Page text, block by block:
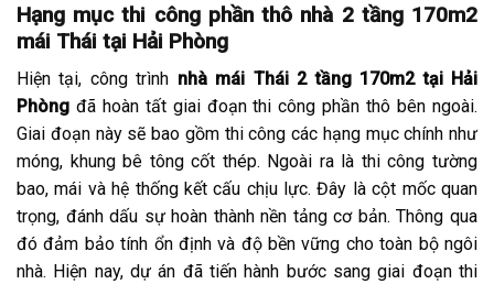
Hạng mục thi công phần thô nhà 2 tầng 170m2
mái Thái tại Hải Phòng
Hiện tại, công trình nhà mái Thái 2 tầng 170m2 tại Hải
Phòng đã hoàn tất giai đoạn thi công phần thô bên ngoài.
Giai đoạn này sẽ bao gồm thi công các hạng mục chính như
móng, khung bê tông cốt thép. Ngoài ra là thi công tường
bao, mái và hệ thống kết cấu chịu lực. Đây là cột mốc quan
trọng, đánh dấu sự hoàn thành nền tảng cơ bản. Thông qua
đó đảm bảo tính ổn định và độ bền vững cho toàn bộ ngôi
nhà. Hiện nay, dự án đã tiến hành bước sang giai đoạn thi